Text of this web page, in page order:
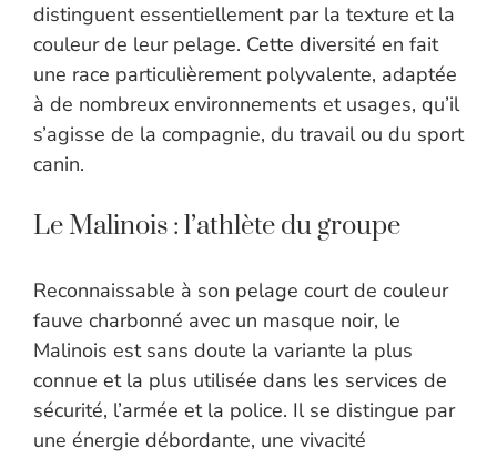
distinguent essentiellement par la texture et la
couleur de leur pelage. Cette diversité en fait
une race particulièrement polyvalente, adaptée
à de nombreux environnements et usages, qu’il
s’agisse de la compagnie, du travail ou du sport
canin.
Le Malinois : l’athlète du groupe
Reconnaissable à son pelage court de couleur
fauve charbonné avec un masque noir, le
Malinois est sans doute la variante la plus
connue et la plus utilisée dans les services de
sécurité, l’armée et la police. Il se distingue par
une énergie débordante, une vivacité